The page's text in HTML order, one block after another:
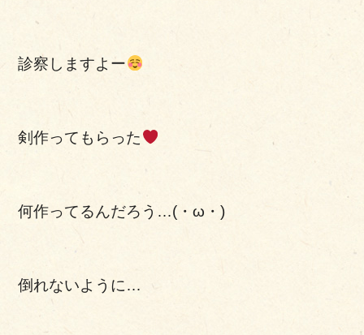
診察しますよー
剣作ってもらった
何作ってるんだろう…(・ω・)
倒れないように…